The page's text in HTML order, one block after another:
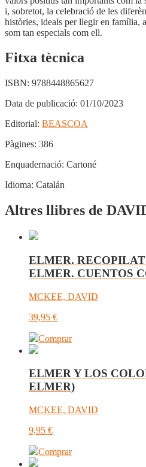
i, sobretot, la celebració de les
històries, ideals per llegir en família,
som tan especials com ell.
Fitxa tècnica
ISBN: 9788448865627
Data de publicació: 01/10/2023
Editorial: BEASCOA
Pàgines: 386
Enquadernació: Cartoné
Idioma: Catalán
Altres llibres de
ELMER.
ELMER. CUENTOS
MCKEE, DAVID
39,95 €
Comprar
ELMER Y LOS
ELMER)
MCKEE, DAVID
9,95 €
Comprar